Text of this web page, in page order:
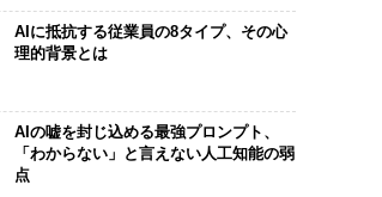
AIに抵抗する従業員の8タイプ、その心
理的背景とは
AIの嘘を封じ込める最強プロンプト、
「わからない」と言えない人工知能の弱
点